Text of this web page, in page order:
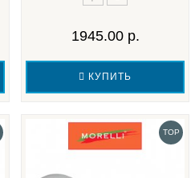
1945.00 р.
КУПИТЬ
TOP